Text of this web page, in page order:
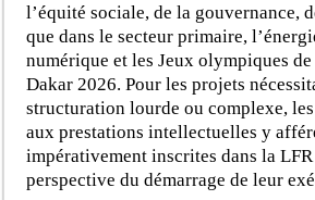
l’équité sociale, de la gouvernance,
que dans le secteur primaire,
numérique et les Jeux olympiques de
Dakar 2026. Pour les projets
structuration lourde ou complexe,
aux prestations intellectuelles y
impérativement inscrites dans la
perspective du démarrage de leur